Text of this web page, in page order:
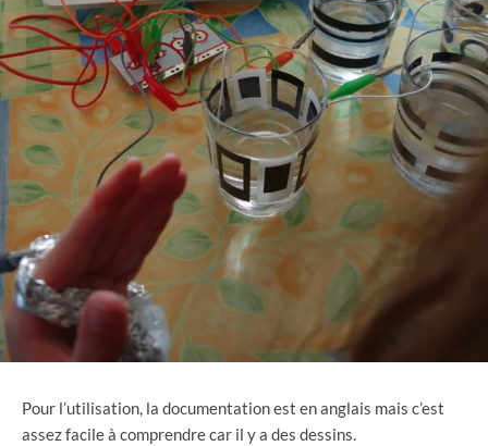
Pour l’utilisation, la documentation est en anglais mais c’est
assez facile à comprendre car il y a des dessins.